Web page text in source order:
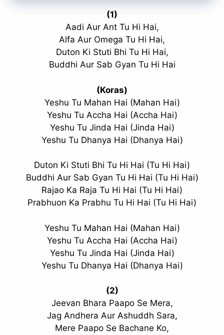
(1)
Aadi Aur Ant Tu Hi Hai,
Alfa Aur Omega Tu Hi Hai,
Duton Ki Stuti Bhi Tu Hi Hai,
Buddhi Aur Sab Gyan Tu Hi Hai
(Koras)
Yeshu Tu Mahan Hai (Mahan Hai)
Yeshu Tu Accha Hai (Accha Hai)
Yeshu Tu Jinda Hai (Jinda Hai)
Yeshu Tu Dhanya Hai (Dhanya Hai)
Duton Ki Stuti Bhi Tu Hi Hai (Tu Hi Hai)
Buddhi Aur Sab Gyan Tu Hi Hai (Tu Hi Hai)
Rajao Ka Raja Tu Hi Hai (Tu Hi Hai)
Prabhuon Ka Prabhu Tu Hi Hai (Tu Hi Hai)
Yeshu Tu Mahan Hai (Mahan Hai)
Yeshu Tu Accha Hai (Accha Hai)
Yeshu Tu Jinda Hai (Jinda Hai)
Yeshu Tu Dhanya Hai (Dhanya Hai)
(2)
Jeevan Bhara Paapo Se Mera,
Jag Andhera Aur Ashuddh Sara,
Mere Paapo Se Bachane Ko,